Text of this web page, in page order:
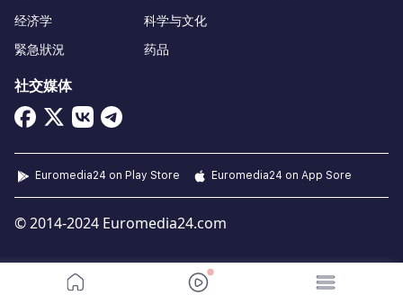
经济学
緊急狀況
科学与文化
药品
社交媒体
© 2014-2024 Euromedia24.com
Euromedia24 on Play Store Euromedia24 on App Sore